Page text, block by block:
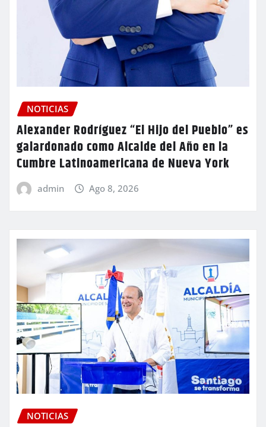
NOTICIAS
Alexander Rodríguez “El Hijo del Pueblo” es
galardonado como Alcalde del Año en la
Cumbre Latinoamericana de Nueva York
admin Ago 8, 2026
NOTICIAS